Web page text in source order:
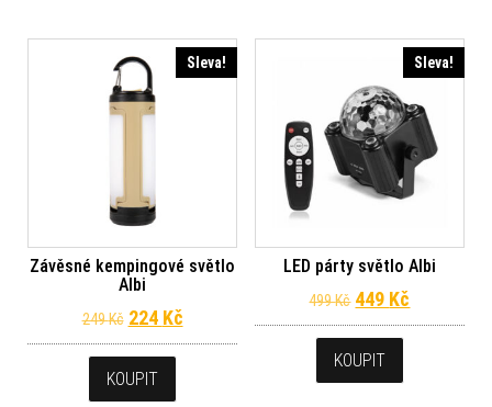
Sleva!
Závěsné kempingové světlo
Albi
249Kč Původní cena byla: 249 Kč.
224 KčAktuální cena je: 224 Kč.
KOUPIT
Sleva!
LED párty světlo Albi
499Kč Původní cena
449 Kč
KOUPIT